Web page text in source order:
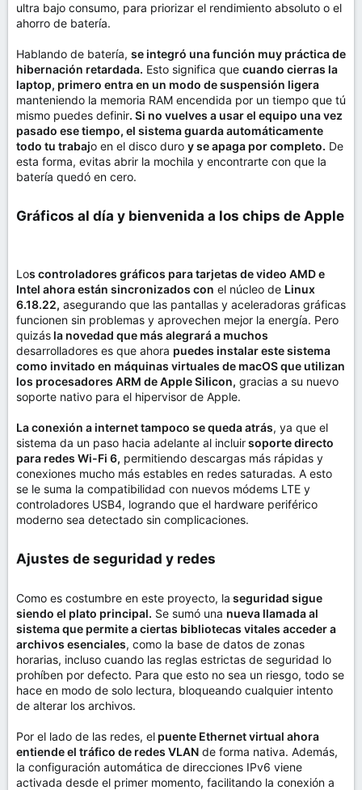
ultra bajo consumo, para priorizar el rendimiento absoluto o el
ahorro de batería.
Hablando de batería, se integró una función muy práctica de
hibernación retardada. Esto significa que cuando cierras la
laptop, primero entra en un modo de suspensión ligera
manteniendo la memoria RAM encendida por un tiempo que tú
mismo puedes definir. Si no vuelves a usar el equipo una vez
pasado ese tiempo, el sistema guarda automáticamente
todo tu trabajo en el disco duro y se apaga por completo. De
esta forma, evitas abrir la mochila y encontrarte con que la
batería quedó en cero.
Gráficos al día y bienvenida a los chips de Apple​
Los controladores gráficos para tarjetas de video AMD e
Intel ahora están sincronizados con el núcleo de Linux
6.18.22, asegurando que las pantallas y aceleradoras gráficas
funcionen sin problemas y aprovechen mejor la energía. Pero
quizás la novedad que más alegrará a muchos
desarrolladores es que ahora puedes instalar este sistema
como invitado en máquinas virtuales de macOS que utilizan
los procesadores ARM de Apple Silicon, gracias a su nuevo
soporte nativo para el hipervisor de Apple.
La conexión a internet tampoco se queda atrás, ya que el
sistema da un paso hacia adelante al incluirsoporte directo
para redes Wi-Fi 6, permitiendo descargas más rápidas y
conexiones mucho más estables en redes saturadas. A esto
se le suma la compatibilidad con nuevos módems LTE y
controladores USB4, logrando que el hardware periférico
moderno sea detectado sin complicaciones.
Ajustes de seguridad y redes​
Como es costumbre en este proyecto, la seguridad sigue
siendo el plato principal. Se sumó una nueva llamada al
sistema que permite a ciertas bibliotecas vitales acceder a
archivos esenciales, como la base de datos de zonas
horarias, incluso cuando las reglas estrictas de seguridad lo
prohíben por defecto. Para que esto no sea un riesgo, todo se
hace en modo de solo lectura, bloqueando cualquier intento
de alterar los archivos.
Por el lado de las redes, el puente Ethernet virtual ahora
entiende el tráfico de redes VLAN de forma nativa. Además,
la configuración automática de direcciones IPv6 viene
activada desde el primer momento, facilitando la conexión a